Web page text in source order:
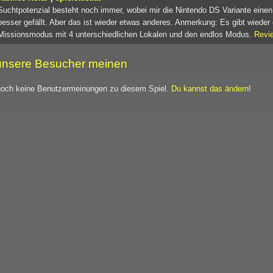
besteht noch immer, wobei mir die Nintendo DS Variante
gefällt. Aber das ist wieder etwas anderes. Anmerkung: Es gibt wieder
mit 4 unterschiedlichen Lokalen und den endlos Modus.
Besucher meinen
keine Benutzermeinungen zu diesem Spiel. Du kannst das ändern!